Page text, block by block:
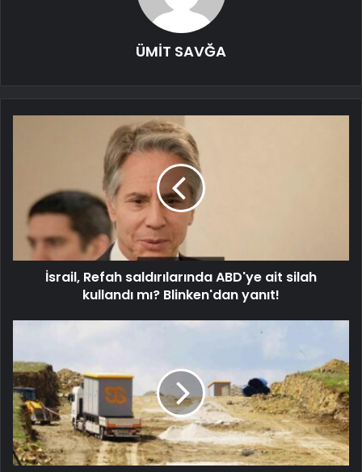
ÜMİT SAVĞA
İsrail, Refah saldırılarında ABD'ye ait silah
kullandı mı? Blinken'dan yanıt!